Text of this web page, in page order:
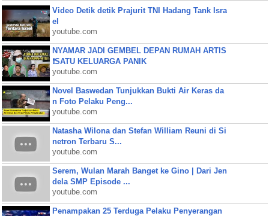
Video Detik detik Prajurit TNI Hadang Tank Isra
el
youtube.com
NYAMAR JADI GEMBEL DEPAN RUMAH ARTIS
❗SATU KELUARGA PANIK
youtube.com
Novel Baswedan Tunjukkan Bukti Air Keras da
n Foto Pelaku Peng...
youtube.com
Natasha Wilona dan Stefan William Reuni di Si
netron Terbaru S...
youtube.com
Serem, Wulan Marah Banget ke Gino | Dari Jen
dela SMP Episode ...
youtube.com
Penampakan 25 Terduga Pelaku Penyerangan